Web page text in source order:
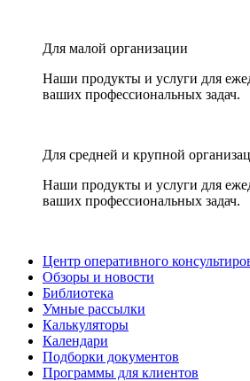
Для малой организации
Наши продукты и услуги для
ваших профессиональных задач.
Для средней и крупной
Наши продукты и услуги для
ваших профессиональных задач.
Центр оперативного
Обзоры и новости
Библиотека
Умные рассылки
Калькуляторы
Календари
Подборки документов
Программы для клиентов